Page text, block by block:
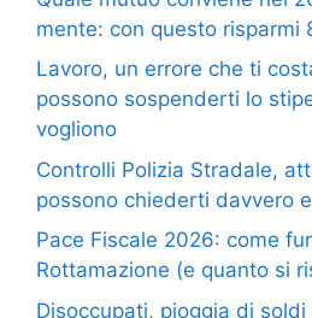
mente: con questo risparmi
Lavoro, un errore che ti
possono sospenderti lo
vogliono
Controlli Polizia Stradale,
possono chiederti davvero
Pace Fiscale 2026: come
Rottamazione (e quanto si
Disoccupati, pioggia di